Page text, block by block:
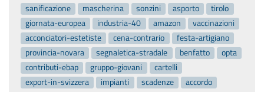
sanificazione
mascherina sonzini asporto
tirolo
giornata-europea
industria-40 amazon
vaccinazioni
acconciatori-estetiste
cena-contrario
festa-artigiano
provincia-novara
segnaletica-stradale benfatto
opta
contributi-ebap
gruppo-giovani
cartelli
export-in-svizzera
impianti scadenze
accordo